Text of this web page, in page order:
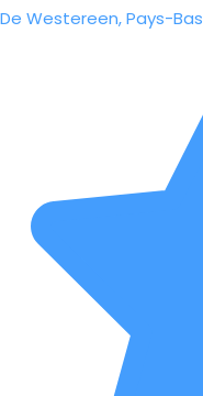
De Westereen, Pays-Bas